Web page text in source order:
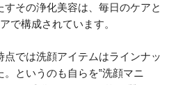
その浄化美容は、毎日のケアと
で構成されています。
点では洗顔アイテムはラインナッ
というのも自らを‟洗顔マニ